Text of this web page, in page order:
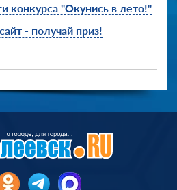
конкурса "Окунись в лето!"
- получай приз!